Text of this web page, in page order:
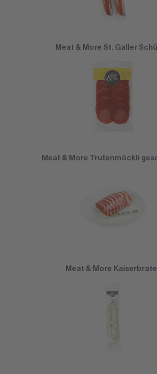
Meat & More St. Galler
Meat & More Trutenmöckli
Meat & More